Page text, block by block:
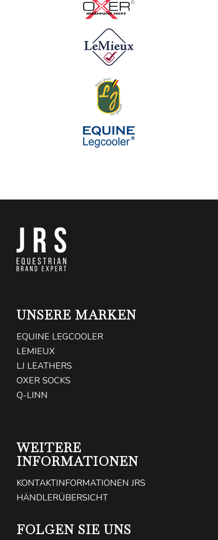
UNSERE MARKEN
EQUINE LEGCOOLER
LEMIEUX
LJ LEATHERS
OXER SOCKS
Q-LINN
WEITERE
INFORMATIONEN
KONTAKTINFORMATIONEN JRS
HÄNDLERÜBERSICHT
FOLGEN SIE UNS